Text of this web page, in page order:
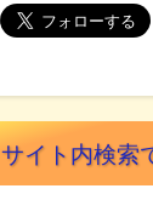
サイト内検索